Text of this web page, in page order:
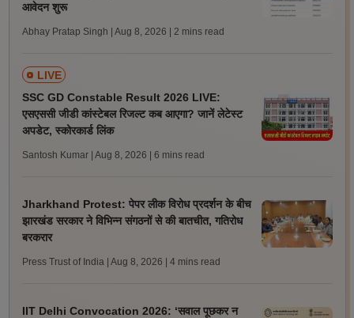
आवेदन शुरू
Abhay Pratap Singh | Aug 8, 2026 | 2 mins read
LIVE
SSC GD Constable Result 2026 LIVE:
एसएससी जीडी कांस्टेबल रिजल्ट कब आएगा? जानें लेटेस्ट
अपडेट, स्कोरकार्ड लिंक
Santosh Kumar | Aug 8, 2026 | 6 mins read
Jharkhand Protest: पेपर लीक विरोध प्रदर्शन के बीच
झारखंड सरकार ने विभिन्न संगठनों से की बातचीत, गतिरोध
बरकरार
Press Trust of India | Aug 8, 2026 | 4 mins read
IIT Delhi Convocation 2026: ‘सवाल पूछकर न